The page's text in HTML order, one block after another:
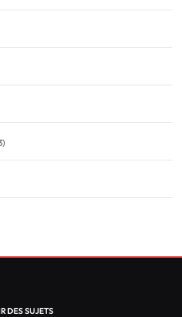
DES SUJETS
un crédit en Suisse